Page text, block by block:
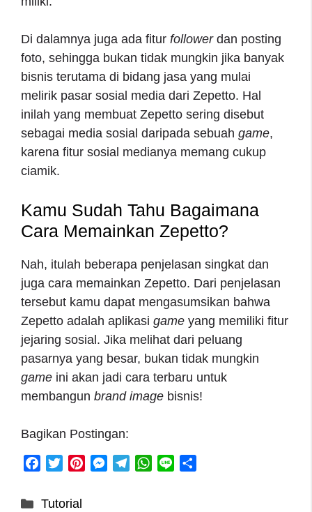
Di dalamnya juga ada fitur followerdan posting
foto, sehingga bukan tidak mungkin jika banyak
bisnis terutama di bidang jasa yang mulai
melirik pasar sosial media dari Zepetto. Hal
inilah yang membuat Zepetto sering disebut
sebagai media sosial daripada sebuah game,
karena fitur sosial medianya memang cukup
ciamik.
Kamu Sudah Tahu Bagaimana
Cara Memainkan Zepetto?
Nah, itulah beberapa penjelasan singkat dan
juga cara memainkan Zepetto. Dari penjelasan
tersebut kamu dapat mengasumsikan bahwa
Zepetto adalah aplikasi game yang memiliki fitur
jejaring sosial. Jika melihat dari peluang
pasarnya yang besar, bukan tidak mungkin
game ini akan jadi cara terbaru untuk
membangun brand image bisnis!
Bagikan Postingan:
M
W
Categories
Tutorial